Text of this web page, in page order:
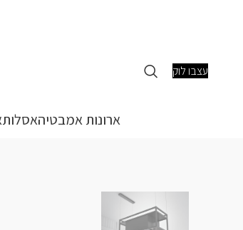
עצבו לוק
ארונות אמבטיהאסלות